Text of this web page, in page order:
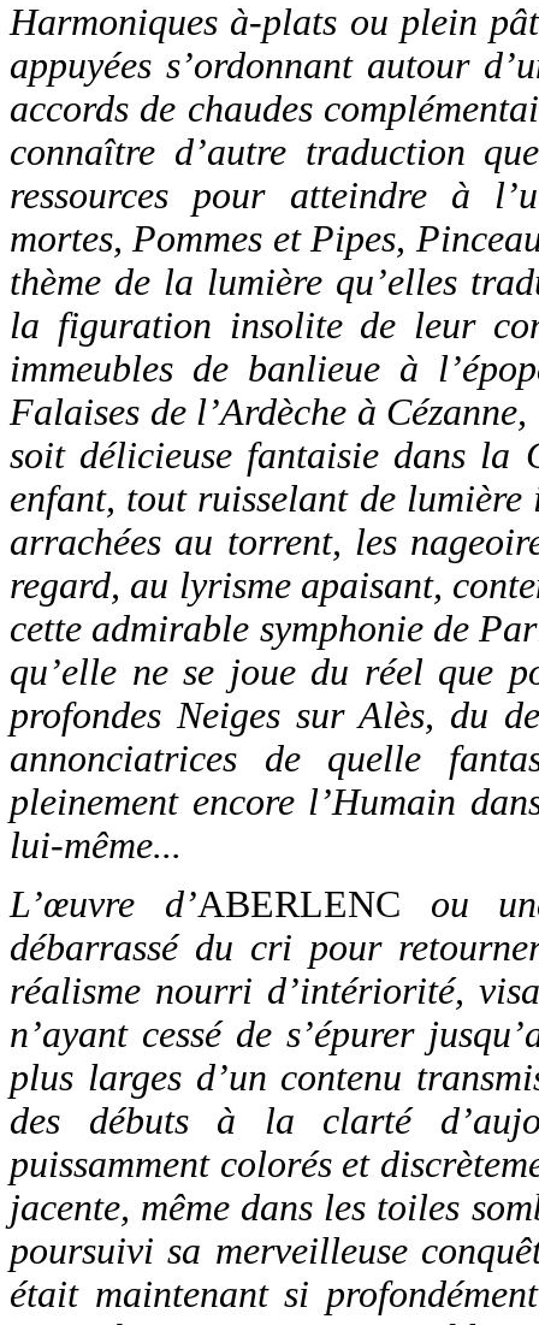
Harmoniques à-plats ou plein
appuyées s’ordonnant autour
accords de chaudes
connaître d’autre traduction
ressources pour atteindre à
mortes, Pommes et Pipes,
thème de la lumière qu’elles
la figuration insolite de leur
immeubles de banlieue à
Falaises de l’Ardèche à
soit délicieuse fantaisie dans la
enfant, tout ruisselant de lumière
arrachées au torrent, les
regard, au lyrisme apaisant,
cette admirable symphonie de
qu’elle ne se joue du réel que
profondes Neiges sur Alès, du
annonciatrices de quelle
pleinement encore l’Humain
lui-même...
L’œuvre d’ABERLENC ou
débarrassé du cri pour
réalisme nourri d’intériorité,
n’ayant cessé de s’épurer
plus larges d’un contenu
des débuts à la clarté
puissamment colorés et
jacente, même dans les toiles
poursuivi sa merveilleuse
était maintenant si